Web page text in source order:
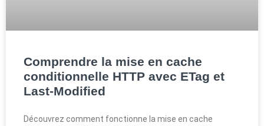
Comprendre la mise en cache
conditionnelle HTTP avec ETag et
Last-Modified
Découvrez comment fonctionne la mise en cache